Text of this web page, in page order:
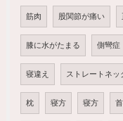
筋肉 股関節が痛い
膝に水がたまる 側彎症
寝違え ストレートネッ
枕 寝方 寝方